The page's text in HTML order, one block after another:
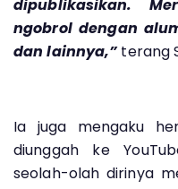
dipublikasikan.
ngobrol dengan
dan lainnya,”terang
Ia juga mengaku
diunggah ke
seolah-olah dirinya